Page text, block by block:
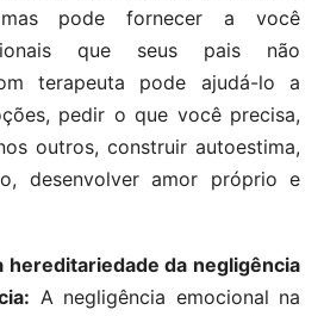
mas pode fornecer a você
que seus pais não
terapeuta pode ajudá-lo a
pedir o que você precisa,
outros, construir autoestima,
desenvolver amor próprio e
hereditariedade da negligência
A negligência emocional na